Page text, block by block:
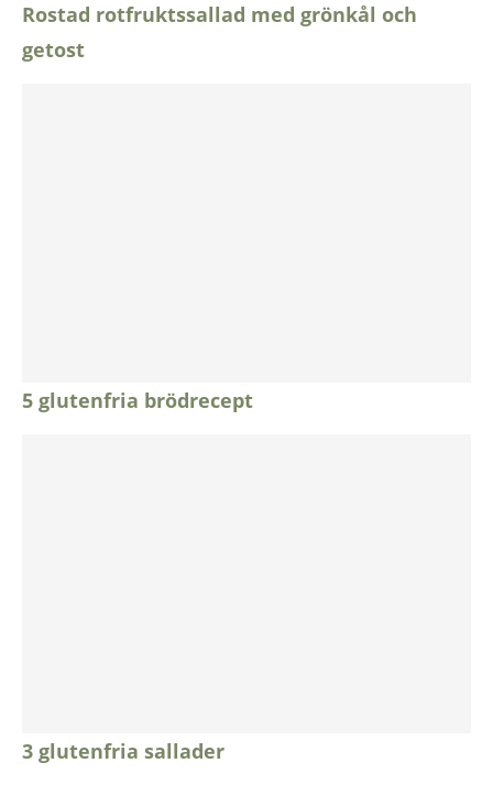
Rostad rotfruktssallad med grönkål och
getost
5 glutenfria brödrecept
3 glutenfria sallader